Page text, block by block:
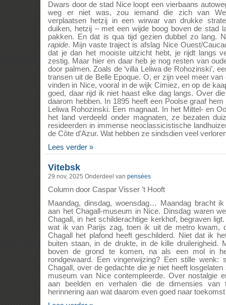
Dwars door de stad Nice loopt een vierbaans
weg er niet was, zou iemand die zich van
verplaatsen hetzij in een wirwar van drukke
duiken, hetzij – met een wijde boog boven de stad
pakken. En dat is qua tijd gezien dubbel zo lang.
rapide. Mijn vaste traject is afslag Nice Ouest/
dat je dan het mooiste uitzicht hebt, je rijdt langs
zestig. Maar hier en daar heb je nog resten van
door palmen. Zoals de ‘villa Leliwa de Rohozinski’,
transen uit de Belle Epoque. O, er zijn veel meer van
vinden in Nice, vooral in de wijk Cimiez, en op de
goed, daar rijd ik niet haast elke dag langs. Over die
daarom hebben. In 1895 heeft een Poolse graaf
Leliwa Rohozinski. Een magnaat. In het Mittel- en
het land verdeeld onder magnaten, ze bezaten
resideerden in immense neoclassicistische
de Côte d’Azur. Wat hebben ze sindsdien veel
Lees verder »
Vitebsk
29 nov, 2025 Onderdeel van pensées
Column door Caspar Visser ’t Hooft
Maandag, dinsdag, woensdag… Maandag bracht
aan het Chagall-museum in Nice. Dinsdag waren
Chagall, in het schilderachtige kerkhof, begraven
wat ik van Parijs zag, toen ik uit de metro kwam,
Chagall het plafond heeft geschilderd. Niet dat ik
buiten staan, in de drukte, in de kille druilerigheid.
boven de grond te komen, na als een mol in
rondgewaard. Een vingerwijzing? Een stille
Chagall, over de gedachte die je niet heeft
museum van Nice contempleerde. Over nostalgie
aan beelden en verhalen die de dimensies van
herinnering aan wat daarom even goed naar